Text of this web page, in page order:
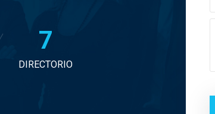
7
DIRECTORIO